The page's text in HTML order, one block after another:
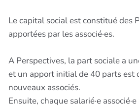
Le capital social est constitué des
apportées par les associé·es.
A Perspectives, la part sociale a
et un apport initial de 40 parts est
nouveaux associés.
Ensuite, chaque salarié·e